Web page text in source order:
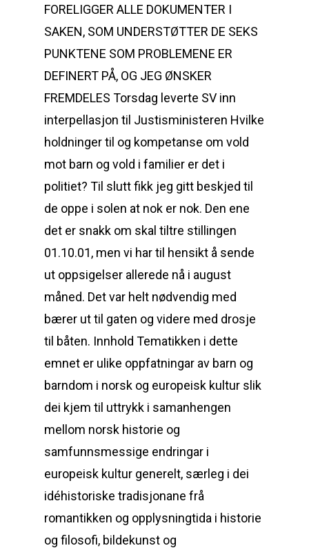
FORELIGGER ALLE DOKUMENTER I
SAKEN, SOM UNDERSTØTTER DE SEKS
PUNKTENE SOM PROBLEMENE ER
DEFINERT PÅ, OG JEG ØNSKER
FREMDELES Torsdag leverte SV inn
interpellasjon til Justisministeren Hvilke
holdninger til og kompetanse om vold
mot barn og vold i familier er det i
politiet? Til slutt fikk jeg gitt beskjed til
de oppe i solen at nok er nok. Den ene
det er snakk om skal tiltre stillingen
01.10.01, men vi har til hensikt å sende
ut oppsigelser allerede nå i august
måned. Det var helt nødvendig med
bærer ut til gaten og videre med drosje
til båten. Innhold Tematikken i dette
emnet er ulike oppfatningar av barn og
barndom i norsk og europeisk kultur slik
dei kjem til uttrykk i samanhengen
mellom norsk historie og
samfunnsmessige endringar i
europeisk kultur generelt, særleg i dei
idéhistoriske tradisjonane frå
romantikken og opplysningtida i historie
og filosofi, bildekunst og